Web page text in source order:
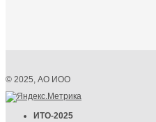
© 2025, АО ИОО
ИТО-2025